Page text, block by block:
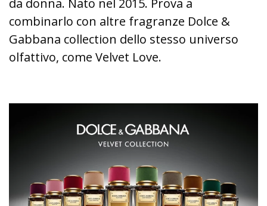
da donna. Nato nel 2015. Prova a
combinarlo con altre fragranze Dolce &
Gabbana collection dello stesso universo
olfattivo, come Velvet Love.